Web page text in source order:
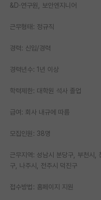
임용 후기 게시판
PI 전용 게시판
인문사회 계열 게시판
특수/전문대학원 게시판
반도체/AI 게시판
장학금/장학생 게시판
학술 정보 게시판
홍보 게시판
&D·연구원, 보안엔지니어
근무형태: 정규직
경력: 신입/경력
경력년수: 1년 이상
학력제한: 대학원 석사 졸업
급여: 회사 내규에 따름
모집인원: 38명
근무지역: 성남시 분당구, 부천시,
구, 나주시, 전주시 덕진구
접수방법: 홈페이지 지원